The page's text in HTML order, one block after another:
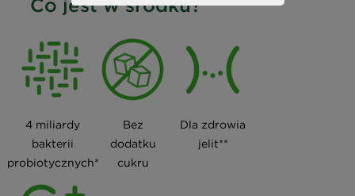
4 miliardy
bakterii
probiotycznych*
Bez
dodatku
cukru
Dla zdrowia
jelit**